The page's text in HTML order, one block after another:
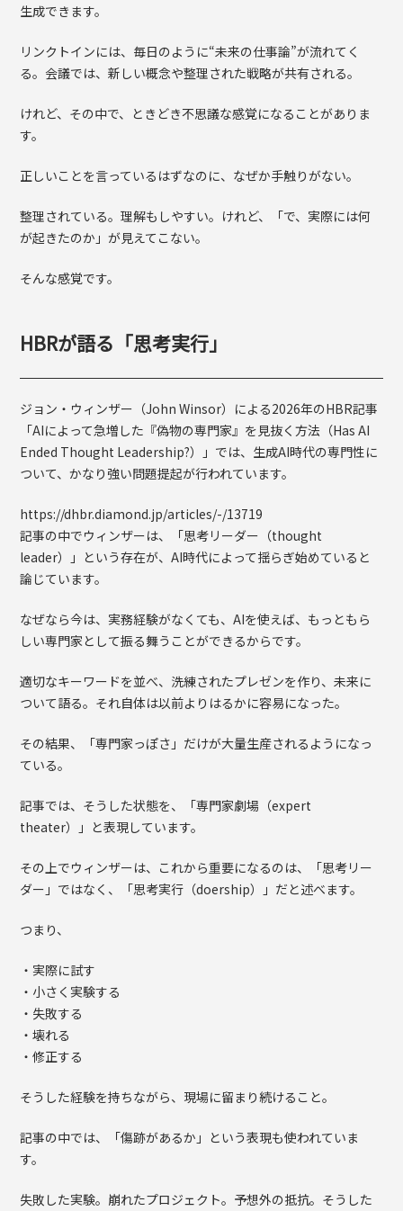
生成できます。
リンクトインには、毎日のように“未来の仕事論”が流れてく
る。会議では、新しい概念や整理された戦略が共有される。
けれど、その中で、ときどき不思議な感覚になることがありま
す。
正しいことを言っているはずなのに、なぜか手触りがない。
整理されている。理解もしやすい。けれど、「で、実際には何
が起きたのか」が見えてこない。
そんな感覚です。
HBRが語る「思考実行」
ジョン・ウィンザー（John Winsor）による2026年のHBR記事
「AIによって急増した『偽物の専門家』を見抜く方法（Has AI
Ended Thought Leadership?）」では、生成AI時代の専門性に
ついて、かなり強い問題提起が行われています。
https://dhbr.diamond.jp/articles/-/13719
記事の中でウィンザーは、「思考リーダー（thought
leader）」という存在が、AI時代によって揺らぎ始めていると
論じています。
なぜなら今は、実務経験がなくても、AIを使えば、もっともら
しい専門家として振る舞うことができるからです。
適切なキーワードを並べ、洗練されたプレゼンを作り、未来に
ついて語る。それ自体は以前よりはるかに容易になった。
その結果、「専門家っぽさ」だけが大量生産されるようになっ
ている。
記事では、そうした状態を、「専門家劇場（expert
theater）」と表現しています。
その上でウィンザーは、これから重要になるのは、「思考リー
ダー」ではなく、「思考実行（doership）」だと述べます。
つまり、
・実際に試す
・小さく実験する
・失敗する
・壊れる
・修正する
そうした経験を持ちながら、現場に留まり続けること。
記事の中では、「傷跡があるか」という表現も使われていま
す。
失敗した実験。崩れたプロジェクト。予想外の抵抗。そうした